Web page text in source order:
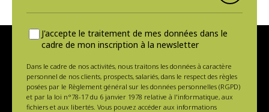
J'accepte le traitement de mes données dans le
cadre de mon inscription à la newsletter
Dans le cadre de nos activités, nous traitons les données à caractère
personnel de nos clients, prospects, salariés, dans le respect des règles
posées par le Règlement général sur les données personnelles (RGPD)
et par la loi n°78-17 du 6 janvier 1978 relative à l'informatique, aux
fichiers et aux libertés. Vous pouvez accéder aux informations